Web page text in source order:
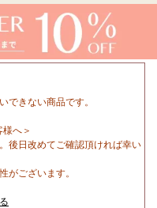
できない商品です。
へ＞
後日改めてご確認頂ければ幸い
がございます。